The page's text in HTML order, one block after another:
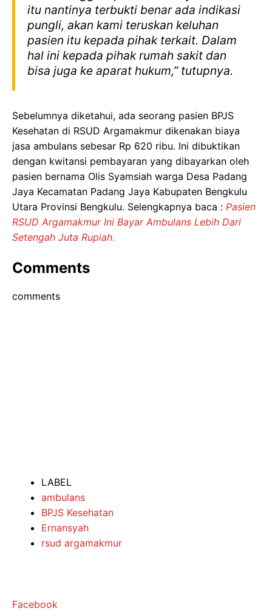
itu nantinya terbukti benar ada indikasi
pungli, akan kami teruskan keluhan
pasien itu kepada pihak terkait. Dalam
hal ini kepada pihak rumah sakit dan
bisa juga ke aparat hukum,” tutupnya.
Sebelumnya diketahui, ada seorang pasien BPJS
Kesehatan di RSUD Argamakmur dikenakan biaya
jasa ambulans sebesar Rp 620 ribu. Ini dibuktikan
dengan kwitansi pembayaran yang dibayarkan oleh
pasien bernama Olis Syamsiah warga Desa Padang
Jaya Kecamatan Padang Jaya Kabupaten Bengkulu
Utara Provinsi Bengkulu. Selengkapnya baca : Pasien
RSUD Argamakmur Ini Bayar Ambulans Lebih Dari
Setengah Juta Rupiah.
Comments
comments
LABEL
ambulans
BPJS Kesehatan
Ernansyah
rsud argamakmur
Facebook